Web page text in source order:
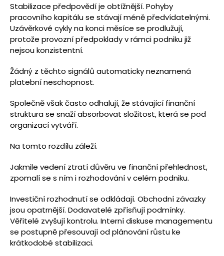
Stabilizace předpovědí je obtížnější. Pohyby
pracovního kapitálu se stávají méně předvídatelnými.
Uzávěrkové cykly na konci měsíce se prodlužují,
protože provozní předpoklady v rámci podniku již
nejsou konzistentní.
Žádný z těchto signálů automaticky neznamená
platební neschopnost.
Společně však často odhalují, že stávající finanční
struktura se snaží absorbovat složitost, která se pod
organizací vytváří.
Na tomto rozdílu záleží.
Jakmile vedení ztratí důvěru ve finanční přehlednost,
zpomalí se s ním i rozhodování v celém podniku.
Investiční rozhodnutí se odkládají. Obchodní závazky
jsou opatrnější. Dodavatelé zpřísňují podmínky.
Věřitelé zvyšují kontrolu. Interní diskuse managementu
se postupně přesouvají od plánování růstu ke
krátkodobé stabilizaci.